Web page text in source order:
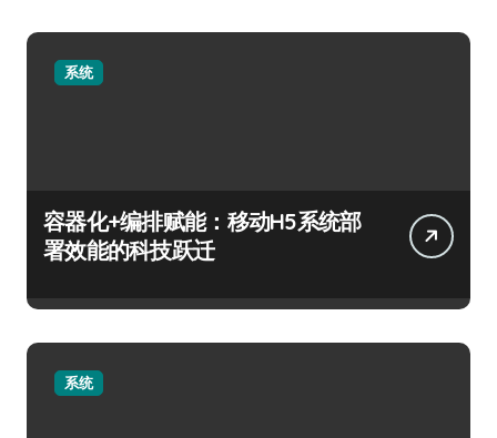
系统
容器化+编排赋能：移动H5系统部
署效能的科技跃迁
系统